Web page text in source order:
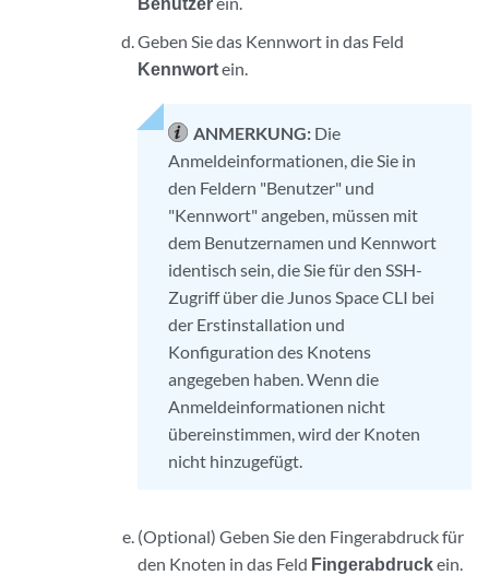
Geben Sie das Kennwort in das Feld
Kennwortein.
ANMERKUNG: Die
Anmeldeinformationen, die Sie in
den Feldern "Benutzer" und
"Kennwort" angeben, müssen mit
dem Benutzernamen und Kennwort
identisch sein, die Sie für den SSH-
Zugriff über die Junos Space CLI bei
der Erstinstallation und
Konfiguration des Knotens
angegeben haben. Wenn die
Anmeldeinformationen nicht
übereinstimmen, wird der Knoten
nicht hinzugefügt.
(Optional) Geben Sie den Fingerabdruck für
den Knoten in das Feld Fingerabdruckein.